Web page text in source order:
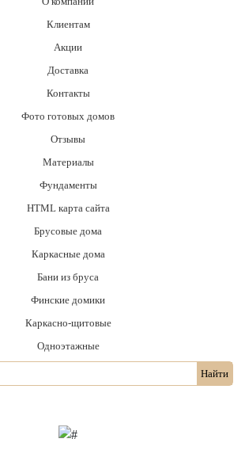
Клиентам
Акции
Доставка
Контакты
Фото готовых домов
Отзывы
Материалы
Фундаменты
HTML карта сайта
Брусовые дома
Каркасные дома
Бани из бруса
Финские домики
Каркасно-щитовые
Одноэтажные